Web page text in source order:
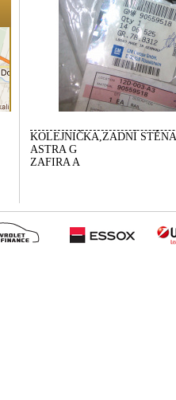
KOLEJNIČKA,ZADNÍ
ASTRA G
ZAFIRA A